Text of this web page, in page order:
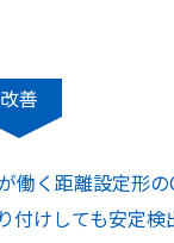
改善
働く距離設定形の
けしても安定検